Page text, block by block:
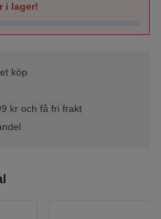
i lager!
köp
kr och få fri frakt